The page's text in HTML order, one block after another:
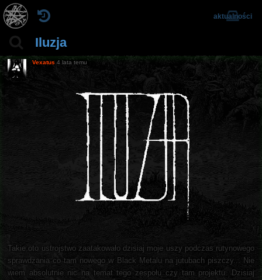
Iluzja
aktualności
Vexatus 4 lata temu
Takie oto ustrojstwo zaatakowało dzisiaj moje uszy podczas rutynowego
sprawdzania co tam nowego w Black Metalu na jutubach piszczy... Nie
wiem absolutnie nic na temat tego zespołu czy tam projektu. Dzisiaj